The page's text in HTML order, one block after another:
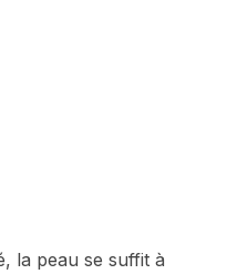
la peau se suffit à